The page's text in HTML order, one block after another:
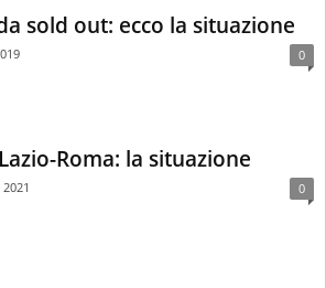
sold out: ecco la situazione
0
Roma: la situazione
0